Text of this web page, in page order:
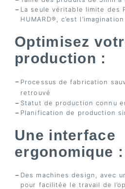
La seule véritable limite des
HUMARD®, c’est l’imagination
Optimisez
production :
Processus de fabrication
retrouvé
Statut de production connu
Planification de production
Une interface
ergonomique :
Des machines design, avec
pour facilitée le travail de